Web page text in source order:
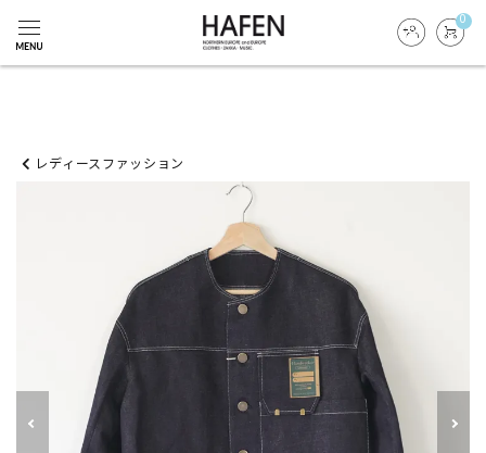
0
レディースファッション